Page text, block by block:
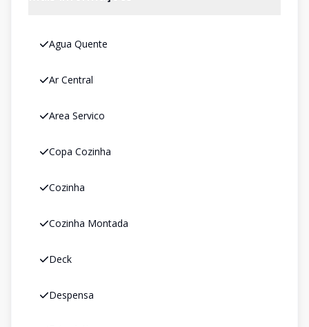
Agua Quente
Ar Central
Area Servico
Copa Cozinha
Cozinha
Cozinha Montada
Deck
Despensa